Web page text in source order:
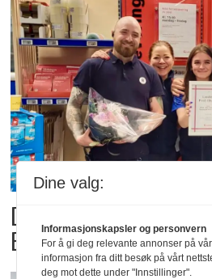
Dette er landets
Butikk
Dine valg:
Informasjonskapsler og personvern
For å gi deg relevante annonser på
informasjon fra ditt besøk på vårt
deg mot dette under "Innstillinger".